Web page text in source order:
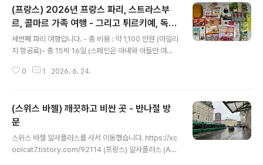
(프랑스) 2026년 프랑스 파리, 스트라스부
르, 콜마르 가족 여행 - 그리고 튀르키예, 독
일, 스위가 추가
세번째 파리 여행입니다. - 총 비용 : 약 1,100 만원 (마일리
지 항공료)- 총 15박 16일 (스페인은 아내와 아들만 여행)
었습니다. https://xcoolcat7.tistory.com/594 유럽
실 파리는 그다지 기대하지 않았다. 영어가 잘 안통하고 영
어를 알아도 프랑스어 대답 안하면 모른척 한다는 등의xc
oolcat7.tistory.com https://xcoolcat7.tistory.co
m/348 2008 유럽여행 번외 (1) 친절한 프랑스 사람들이
제 독일, 스위스, 프랑스 이렇게 3개국 밖에..
0 1 2026. 6. 24.
(스위스 바젤) 깨끗하고 비싼 곳 - 반나절 방
문
스위스 바젤 알사플러스를 사서 이동했습니다. https://xc
oolcat7.tistory.com/92114 (프랑스) 알사플러스 (AL